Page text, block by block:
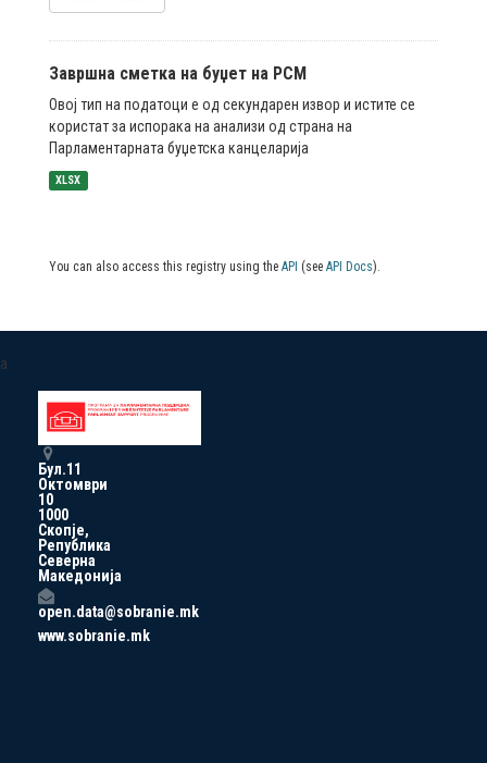
Завршна сметка на буџет на РСМ
Овој тип на податоци е од секундарен извор и истите се
користат за испорака на анализи од страна на
Парламентарната буџетска канцеларија
XLSX
You can also access this registry using the API (see API Docs).
a
Бул.11
Октомври
10
1000
Скопје,
Република
Северна
Македонија
open.data@sobranie.mk
www.sobranie.mk